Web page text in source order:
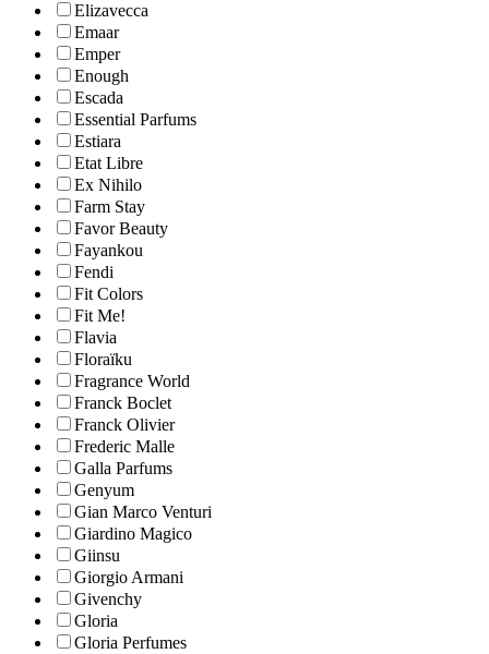
Elizavecca
Emaar
Emper
Enough
Escada
Essential Parfums
Estiara
Etat Libre
Ex Nihilo
Farm Stay
Favor Beauty
Fayankou
Fendi
Fit Colors
Fit Me!
Flavia
Floraïku
Fragrance World
Franck Boclet
Franck Olivier
Frederic Malle
Galla Parfums
Genyum
Gian Marco Venturi
Giardino Magico
Giinsu
Giorgio Armani
Givenchy
Gloria
Gloria Perfumes